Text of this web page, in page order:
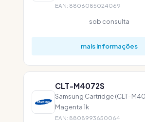
EAN: 8806085024069
sob consulta
mais informações
CLT-M4072S
Samsung Cartridge (CLT-
Magenta 1k
EAN: 8808993650064